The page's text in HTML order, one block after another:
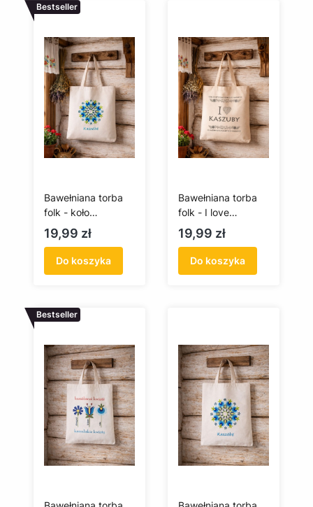
Bestseller
Bawełniana torba
folk - koło
kaszubskie - długa
rączka
Cena
19,99 zł
Do koszyka
Bawełniana torba
folk - I love
Kaszuby - długa
rączka
Cena
19,99 zł
Do koszyka
Bestseller